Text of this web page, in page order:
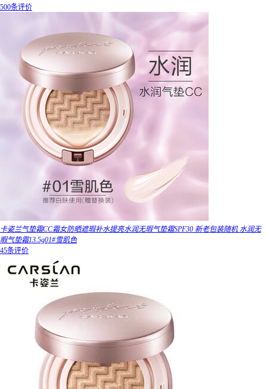
500条评价
卡姿兰气垫霜CC霜女防晒遮瑕补水提亮水润无瑕气垫霜SPF30 新老包装随机 水润无
暇气垫霜13.5g01#雪肌色
45条评价